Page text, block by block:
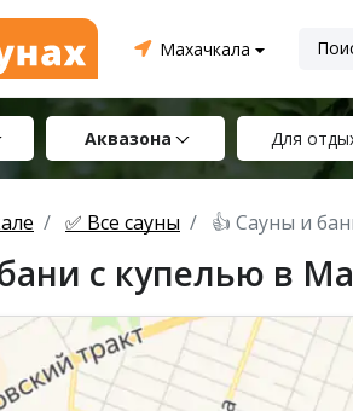
Махачкала
Аквазона Для
✅ Все сауны 👍 Сауны и
с купелью в